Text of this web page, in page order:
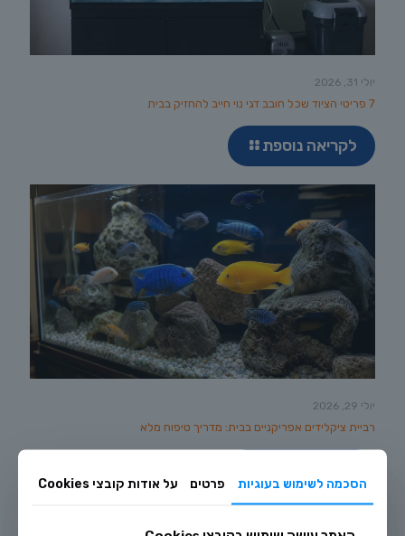
יולי 31, 2026
7 פריטי הציוד שכל חובב דגי נוי חייב להחזיק בבית
לקריאה נוספת
יולי 29, 2026
רביית ציקלידים אפריקניים בבית: מדריך טיפוח מלא
הסכמה לשימוש בעוגיות פרטים על אודות קובצי Cookies